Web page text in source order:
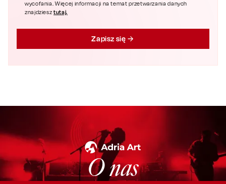
wycofania. Więcej informacji na temat przetwarzania danych
znajdziesztutaj.
Zapisz się
O nas